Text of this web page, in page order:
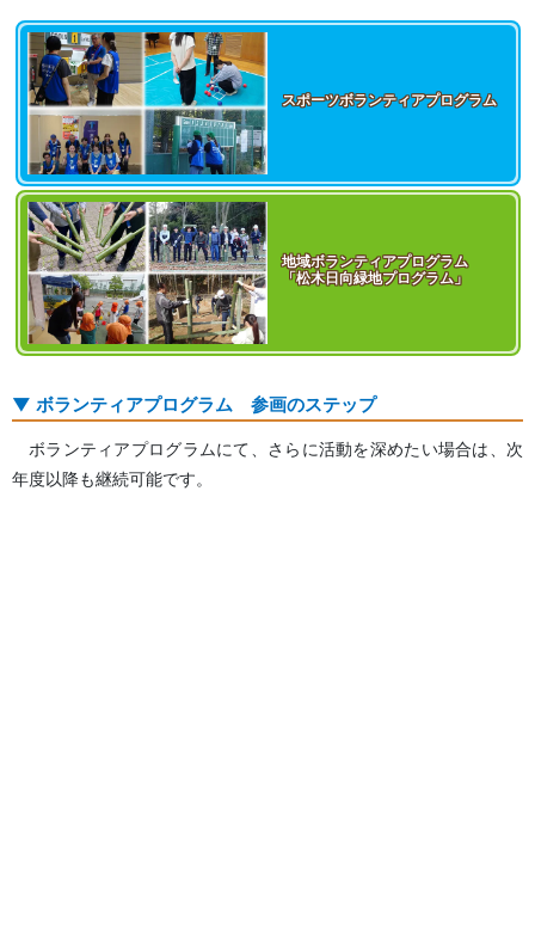
スポーツボランティア​プログラム
地域ボランティア​プログラム
「松木日向緑地​プログラム」
ボランティアプログラム 参画のステップ
ボランティアプログラムにて、さらに活動を深めたい場合は、次
年度以降も継続可能です。